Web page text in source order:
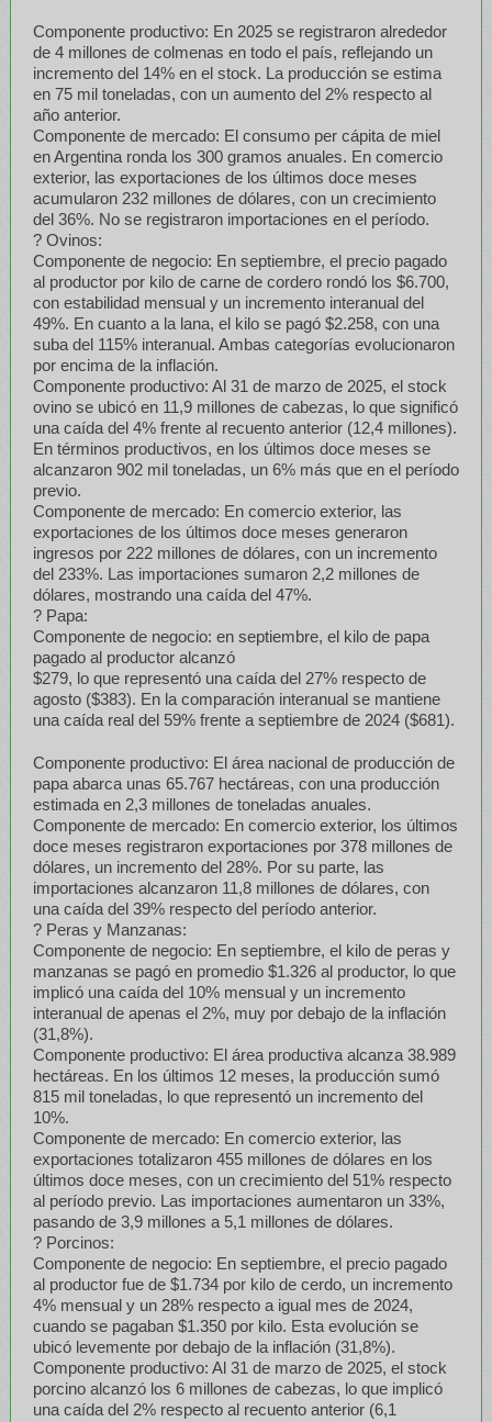
Componente productivo: En 2025 se registraron alrededor
de 4 millones de colmenas en todo el país, reflejando un
incremento del 14% en el stock. La producción se estima
en 75 mil toneladas, con un aumento del 2% respecto al
año anterior.
Componente de mercado: El consumo per cápita de miel
en Argentina ronda los 300 gramos anuales. En comercio
exterior, las exportaciones de los últimos doce meses
acumularon 232 millones de dólares, con un crecimiento
del 36%. No se registraron importaciones en el período.
? Ovinos:
Componente de negocio: En septiembre, el precio pagado
al productor por kilo de carne de cordero rondó los $6.700,
con estabilidad mensual y un incremento interanual del
49%. En cuanto a la lana, el kilo se pagó $2.258, con una
suba del 115% interanual. Ambas categorías evolucionaron
por encima de la inflación.
Componente productivo: Al 31 de marzo de 2025, el stock
ovino se ubicó en 11,9 millones de cabezas, lo que significó
una caída del 4% frente al recuento anterior (12,4 millones).
En términos productivos, en los últimos doce meses se
alcanzaron 902 mil toneladas, un 6% más que en el período
previo.
Componente de mercado: En comercio exterior, las
exportaciones de los últimos doce meses generaron
ingresos por 222 millones de dólares, con un incremento
del 233%. Las importaciones sumaron 2,2 millones de
dólares, mostrando una caída del 47%.
? Papa:
Componente de negocio: en septiembre, el kilo de papa
pagado al productor alcanzó
$279, lo que representó una caída del 27% respecto de
agosto ($383). En la comparación interanual se mantiene
una caída real del 59% frente a septiembre de 2024 ($681).
Componente productivo: El área nacional de producción de
papa abarca unas 65.767 hectáreas, con una producción
estimada en 2,3 millones de toneladas anuales.
Componente de mercado: En comercio exterior, los últimos
doce meses registraron exportaciones por 378 millones de
dólares, un incremento del 28%. Por su parte, las
importaciones alcanzaron 11,8 millones de dólares, con
una caída del 39% respecto del período anterior.
? Peras y Manzanas:
Componente de negocio: En septiembre, el kilo de peras y
manzanas se pagó en promedio $1.326 al productor, lo que
implicó una caída del 10% mensual y un incremento
interanual de apenas el 2%, muy por debajo de la inflación
(31,8%).
Componente productivo: El área productiva alcanza 38.989
hectáreas. En los últimos 12 meses, la producción sumó
815 mil toneladas, lo que representó un incremento del
10%.
Componente de mercado: En comercio exterior, las
exportaciones totalizaron 455 millones de dólares en los
últimos doce meses, con un crecimiento del 51% respecto
al período previo. Las importaciones aumentaron un 33%,
pasando de 3,9 millones a 5,1 millones de dólares.
? Porcinos:
Componente de negocio: En septiembre, el precio pagado
al productor fue de $1.734 por kilo de cerdo, un incremento
4% mensual y un 28% respecto a igual mes de 2024,
cuando se pagaban $1.350 por kilo. Esta evolución se
ubicó levemente por debajo de la inflación (31,8%).
Componente productivo: Al 31 de marzo de 2025, el stock
porcino alcanzó los 6 millones de cabezas, lo que implicó
una caída del 2% respecto al recuento anterior (6,1